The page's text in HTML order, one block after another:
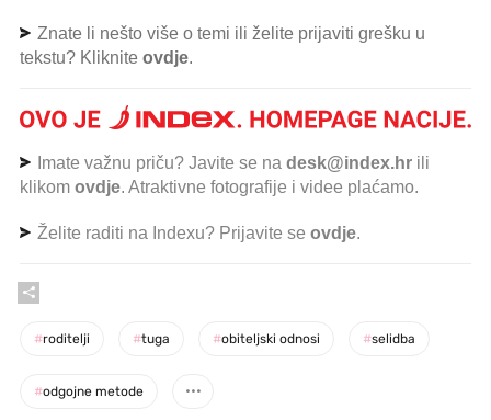
Znate li nešto više o temi ili želite prijaviti grešku u
tekstu? Kliknite ovdje.
Imate važnu priču? Javite se na desk@index.hr ili
klikom ovdje. Atraktivne fotografije i videe plaćamo.
Želite raditi na Indexu? Prijavite se ovdje.
#roditelji #tuga #obiteljski odnosi #selidba
#odgojne metode